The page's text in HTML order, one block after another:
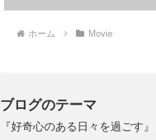
ホーム Movie
ブログのテーマ
『好奇心のある日々を過ごす